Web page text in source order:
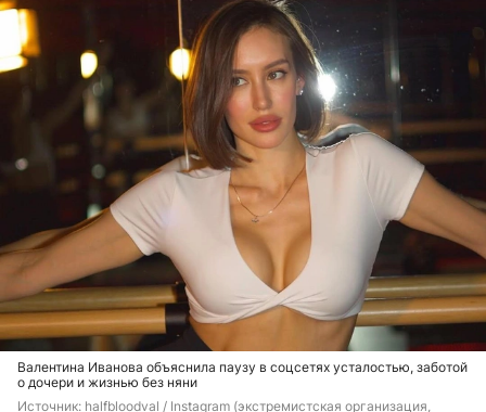
Валентина Иванова объяснила паузу в соцсетях усталостью, заботой
о дочери и жизнью без няни
Источник: halfbloodval / Instagram (экстремистская организация,